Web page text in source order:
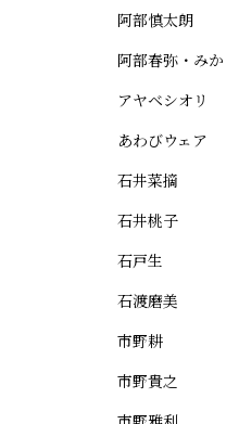
阿部慎太朗
阿部春弥・みか
アヤベシオリ
あわびウェア
石井菜摘
石井桃子
石戸生
石渡磨美
市野耕
市野貴之